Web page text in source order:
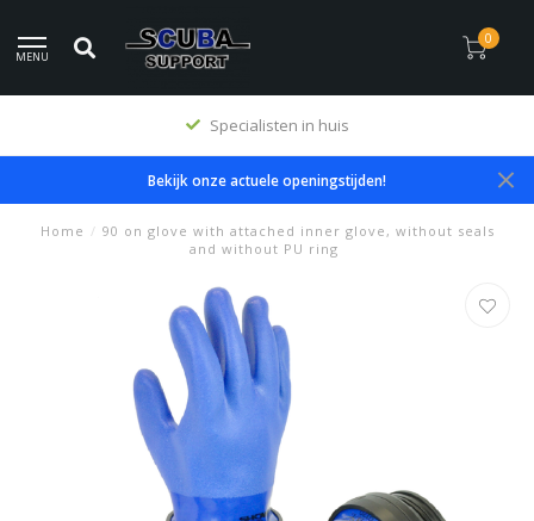
MENU
0
Specialisten in huis
Bekijk onze actuele openingstijden!
Home / 90 on glove with attached inner glove, without seals
and without PU ring